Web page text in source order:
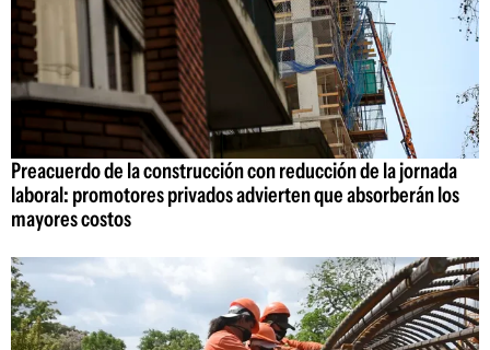
Preacuerdo de la construcción con reducción de la jornada
laboral: promotores privados advierten que absorberán los
mayores costos